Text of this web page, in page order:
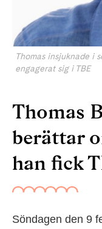
Thomas insjuknade i
engagerat sig i TBE
Thomas
berättar
han fick
Söndagen den 9